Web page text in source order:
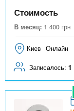
Стоимость
В месяц: 1 400 грн
Киев Онлайн
Записалось: 1